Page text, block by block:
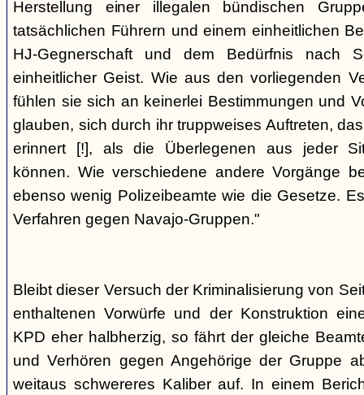
Herstellung einer illegalen bündischen
tatsächlichen Führern und einem einheitlichen
HJ-Gegnerschaft und dem Bedürfnis nach
einheitlicher Geist. Wie aus den vorliegenden
fühlen sie sich an keinerlei Bestimmungen und
glauben, sich durch ihr truppweises Auftreten,
erinnert [!], als die Überlegenen aus jeder
können. Wie verschiedene andere Vorgänge
ebenso wenig Polizeibeamte wie die Gesetze.
Verfahren gegen Navajo-Gruppen."
Bleibt dieser Versuch der Kriminalisierung von
enthaltenen Vorwürfe und der Konstruktion
KPD eher halbherzig, so fährt der gleiche
und Verhören gegen Angehörige der Gruppe
weitaus schwereres Kaliber auf. In einem